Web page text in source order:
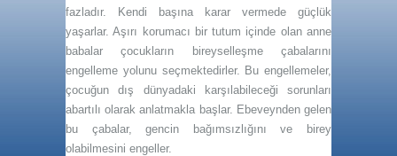
fazladır. Kendi başına karar vermede güçlük
yaşarlar. Aşırı korumacı bir tutum içinde olan anne
babalar çocukların bireyselleşme çabalarını
engelleme yolunu seçmektedirler. Bu engellemeler,
çocuğun dış dünyadaki karşılabileceği sorunları
abartılı olarak anlatmakla başlar. Ebeveynden gelen
bu çabalar, gencin bağımsızlığını ve birey
olabilmesini engeller.